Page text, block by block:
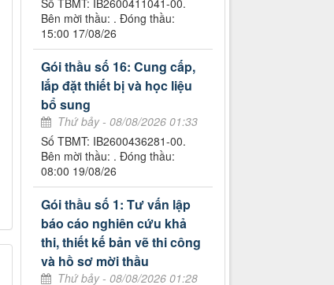
Số TBMT: IB2600411041-00.
Bên mời thầu: . Đóng thầu:
15:00 17/08/26
Gói thầu số 16: Cung cấp,
lắp đặt thiết bị và học liệu
bổ sung
Thứ bảy - 08/08/2026 01:33
Số TBMT: IB2600436281-00.
Bên mời thầu: . Đóng thầu:
08:00 19/08/26
Gói thầu số 1: Tư vấn lập
báo cáo nghiên cứu khả
thi, thiết kế bản vẽ thi công
và hồ sơ mời thầu
Thứ bảy - 08/08/2026 01:28